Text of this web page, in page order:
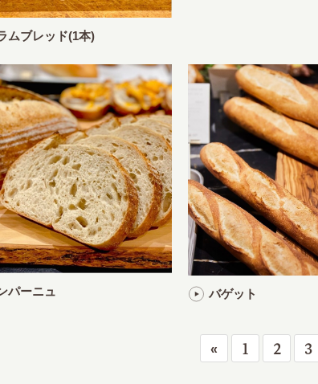
ムブレッド(1本)
パーニュ バゲット
« 1 2 3